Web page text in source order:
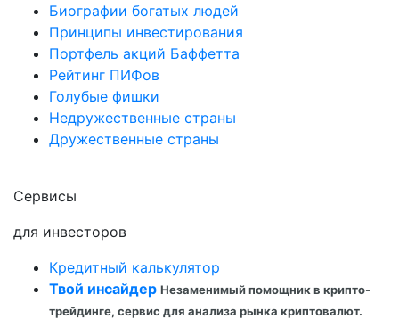
Биографии богатых людей
Принципы инвестирования
Портфель акций Баффетта
Рейтинг ПИФов
Голубые фишки
Недружественные страны
Дружественные страны
Сервисы
для инвесторов
Кредитный калькулятор
Твой инсайдер Незаменимый помощник в крипто-
трейдинге, сервис для анализа рынка криптовалют.